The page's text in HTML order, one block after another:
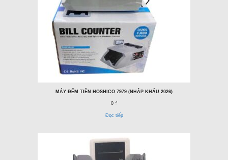
MÁY ĐẾM TIỀN HOSHICO 7979 (NHẬP KHẨU 2026)
0 ₫
Đọc tiếp